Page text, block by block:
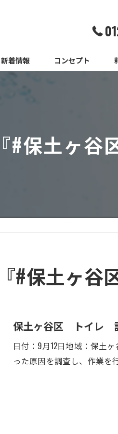
新着情報 コンセプト
#保土ヶ谷
#保土ヶ谷
保土ヶ谷区 トイレ
日付：9月12日地域：保土
った原因を調査し、作業を